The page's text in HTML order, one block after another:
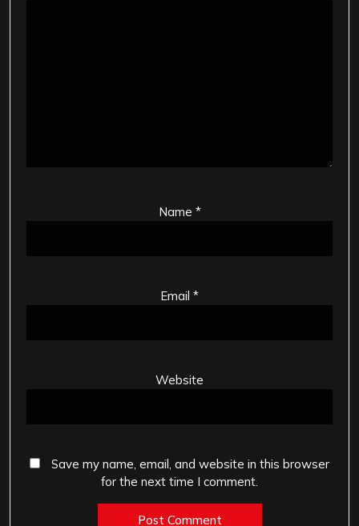
Name *
Email *
Website
Save my name, email, and website in this browser
for the next time I comment.